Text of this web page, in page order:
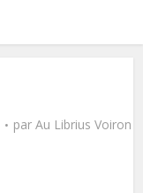
par Au Librius Voiron